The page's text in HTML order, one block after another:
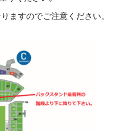
ますのでご注意ください。